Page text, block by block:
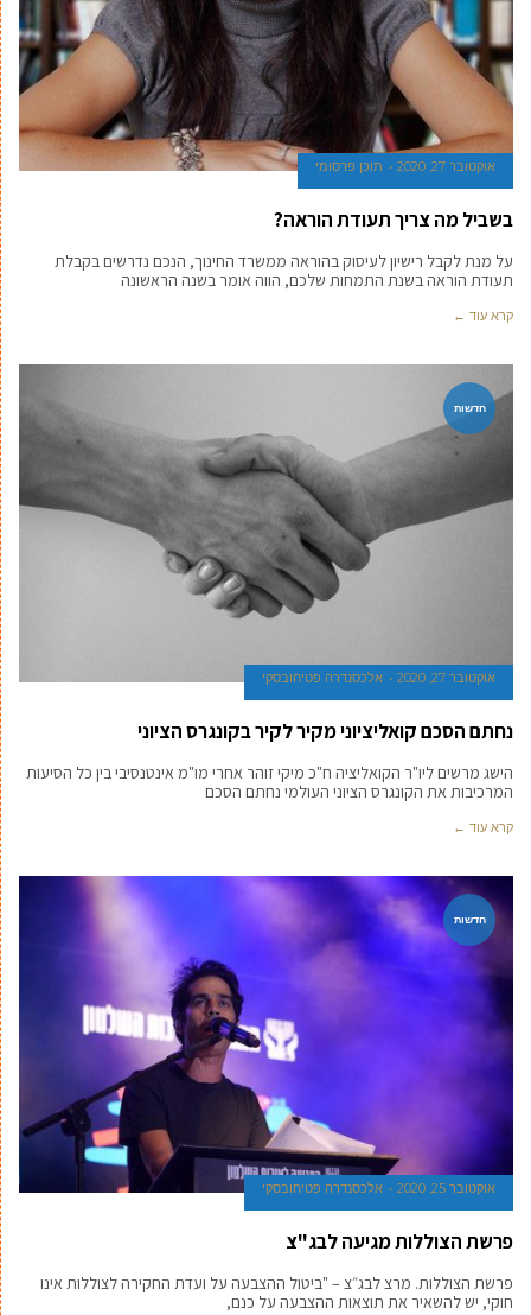
אוקטובר 27, 2020 תוכן פרסומי
בשביל מה צריך תעודת הוראה?
על מנת לקבל רישיון לעיסוק בהוראה ממשרד החינוך, הנכם נדרשים בקבלת
תעודת הוראה בשנת התמחות שלכם, הווה אומר בשנה הראשונה
קרא עוד ←
חדשות
אוקטובר 27, 2020 אלכסנדרה פטיחובסקי
נחתם הסכם קואליציוני מקיר לקיר בקונגרס הציוני
הישג מרשים ליו"ר הקואליציה ח"כ מיקי זוהר אחרי מו"מ אינטנסיבי בין כל הסיעות
המרכיבות את הקונגרס הציוני העולמי נחתם הסכם
קרא עוד ←
חדשות
אוקטובר 25, 2020 אלכסנדרה פטיחובסקי
פרשת הצוללות מגיעה לבג"צ
פרשת הצוללות. מרצ לבג״צ – "ביטול ההצבעה על ועדת החקירה לצוללות אינו
חוקי, יש להשאיר את תוצאות ההצבעה על כנם,